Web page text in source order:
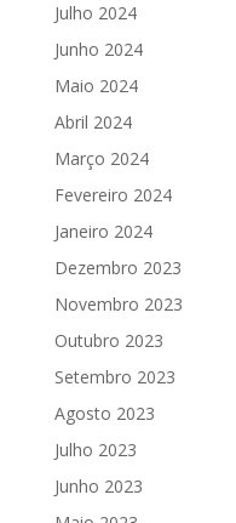
Julho 2024
Junho 2024
Maio 2024
Abril 2024
Março 2024
Fevereiro 2024
Janeiro 2024
Dezembro 2023
Novembro 2023
Outubro 2023
Setembro 2023
Agosto 2023
Julho 2023
Junho 2023